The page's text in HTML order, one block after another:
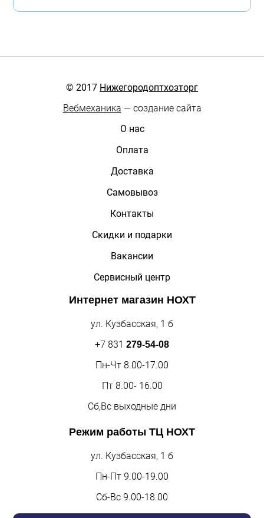
© 2017 Нижегородоптхозторг
Вебмеханика — создание сайта
О нас
Оплата
Доставка
Самовывоз
Контакты
Скидки и подарки
Вакансии
Сервисный центр
Интернет магазин НОХТ
ул. Кузбасская, 1 б
+7 831 279-54-08
Пн-Чт 8.00-17.00
Пт 8.00- 16.00
Сб,Вс выходные дни
Режим работы ТЦ НОХТ
ул. Кузбасская, 1 б
Пн-Пт 9.00-19.00
Сб-Вс 9.00-18.00